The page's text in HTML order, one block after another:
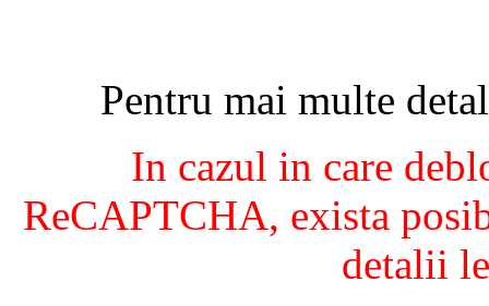
Pentru mai multe
In cazul in care
ReCAPTCHA, exista
detalii